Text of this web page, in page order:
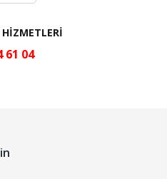
61 04